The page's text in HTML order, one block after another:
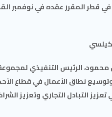
المقرر عقده في نوفمبر
كيلسي
محمود، الرئيس التنفيذي
وتوسيع نطاق الأعمال في قطاع
تعزيز التبادل التجاري وتعزيز